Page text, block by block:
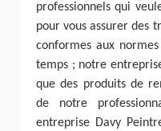
professionnels qui
pour vous assurer des
conformes aux
temps ; notre
que des produits de
de notre
entreprise Davy